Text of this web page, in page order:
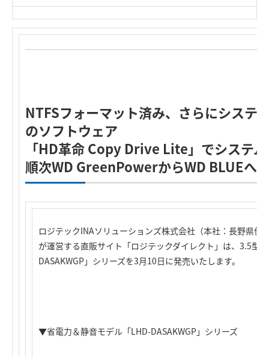
NTFSフォーマット済み、さらにシステ
のソフトウェア
「HD革命 Copy Drive Lite」でシステ
順次WD GreenPowerからWD BLUEへ
ロジテックINAソリューションズ株式会社（本社：長野県伊
が運営する直販サイト「ロジテックダイレクト」は、3.5型
DASAKWGP」シリーズを3月10日に発売いたします。
▼省電力＆静音モデル「LHD-DASAKWGP」シリーズ